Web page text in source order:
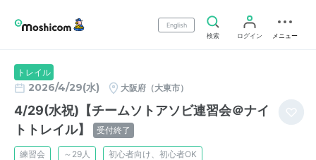
English
検索
ログイン メニュー
トレイル
2026/4/29(水) 大阪府（大東市）
4/29(水祝)【チームソトアソビ連習会＠ナイ
トトレイル】
受付終了
練習会 ～29人 初心者向け、初心者OK